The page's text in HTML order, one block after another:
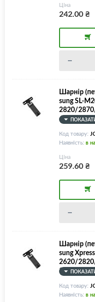
Ціна
242.00₴
Шарнір
sung SL-
2820/
4175/
7/4728/
97-
Код товару:
Наявність: в
Ціна
259.60₴
Шарнір
sung
2620/
3305/
5/4727/
15/JC97-
Код товару:
Наявність: в